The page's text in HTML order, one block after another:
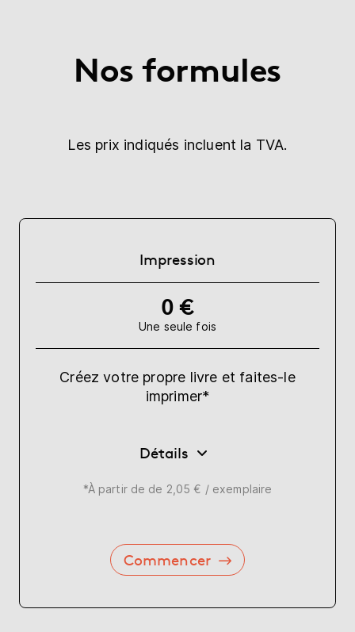
Nos formules
Les prix indiqués incluent la TVA.
Impression
0 €
Une seule fois
Créez votre propre livre et faites-le
imprimer*
Détails
*À partir de de 2,05 € / exemplaire
Commencer